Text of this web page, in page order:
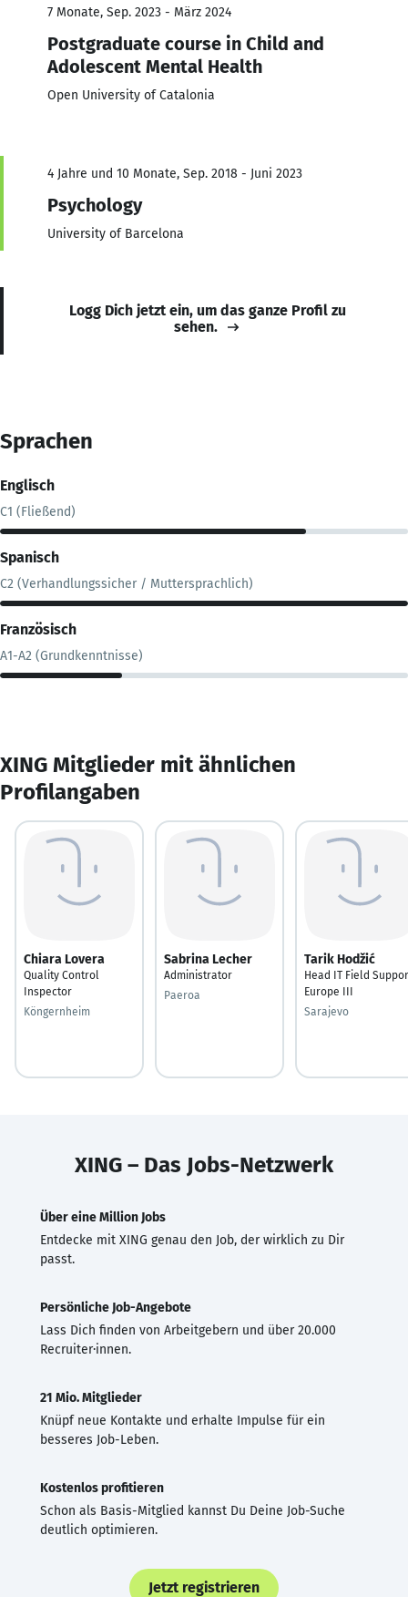
7 Monate, Sep. 2023 - März 2024
Postgraduate course in Child and
Adolescent Mental Health
Open University of Catalonia
4 Jahre und 10 Monate, Sep. 2018 - Juni 2023
Psychology
University of Barcelona
Logg Dich jetzt ein, um das ganze Profil zu
sehen.
Sprachen
Englisch
C1 (Fließend)
Spanisch
C2 (Verhandlungssicher / Muttersprachlich)
Französisch
A1-A2 (Grundkenntnisse)
XING Mitglieder mit ähnlichen
Profilangaben
Chiara Lovera
Quality Control
Inspector
Köngernheim
Sabrina Lecher
Administrator
Paeroa
Tarik Hodžić
Head IT Field
Europe III
Sarajevo
XING – Das Jobs-Netzwerk
Über eine Million Jobs
Entdecke mit XING genau den Job, der wirklich zu Dir
passt.
Persönliche Job-Angebote
Lass Dich finden von Arbeitgebern und über 20.000
Recruiter·innen.
21 Mio. Mitglieder
Knüpf neue Kontakte und erhalte Impulse für ein
besseres Job-Leben.
Kostenlos profitieren
Schon als Basis-Mitglied kannst Du Deine Job-Suche
deutlich optimieren.
Jetzt registrieren